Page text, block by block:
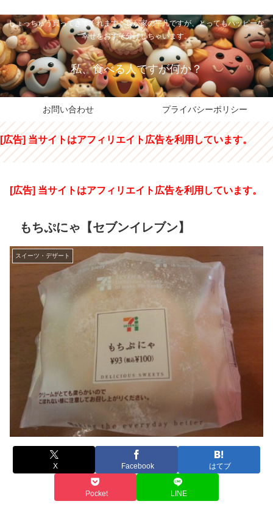
しょっちゅう買ってきてくれます。我が家の平凡ですが、とってもハッピーな
幸せをおすそ分けしちゃいます。
私、食べる人ですが何か？
お問い合わせ プライバシーポリシー
[広告] 当サイトはアフィリエイト広告を利用しています。
[広告] 当サイトはアフィリエイト広告を利用しています。
もちぷにゃ【セブンイレブン】
スイーツ・デザート
X Facebook はてブ
Pocket LINE